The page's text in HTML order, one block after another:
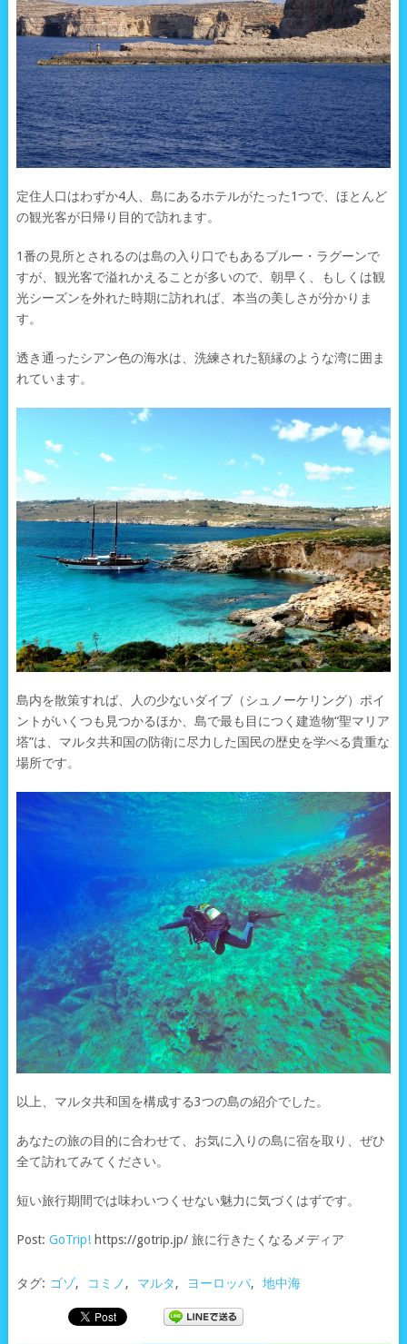
定住人口はわずか4人、島にあるホテルがたった1つで、ほとんど
の観光客が日帰り目的で訪れます。
1番の見所とされるのは島の入り口でもあるブルー・ラグーンで
すが、観光客で溢れかえることが多いので、朝早く、もしくは観
光シーズンを外れた時期に訪れれば、本当の美しさが分かりま
す。
透き通ったシアン色の海水は、洗練された額縁のような湾に囲ま
れています。
島内を散策すれば、人の少ないダイブ（シュノーケリング）ポイ
ントがいくつも見つかるほか、島で最も目につく建造物“聖マリア
塔”は、マルタ共和国の防衛に尽力した国民の歴史を学べる貴重な
場所です。
以上、マルタ共和国を構成する3つの島の紹介でした。
あなたの旅の目的に合わせて、お気に入りの島に宿を取り、ぜひ
全て訪れてみてください。
短い旅行期間では味わいつくせない魅力に気づくはずです。
Post: GoTrip!https://gotrip.jp/ 旅に行きたくなるメディア
タグ: ゴゾ, コミノ , マルタ, ヨーロッパ, 地中海